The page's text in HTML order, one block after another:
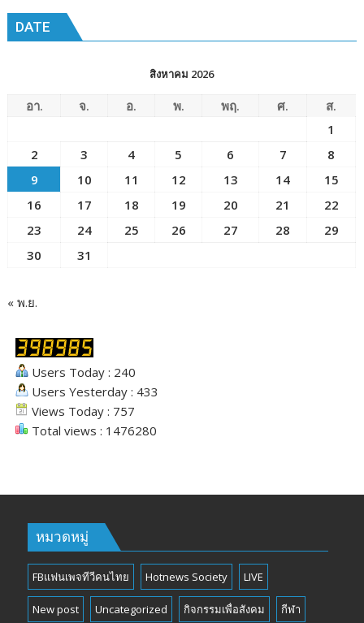
DATE
สิงหาคม 2026
อา. จ. อ. พ. พฤ. ศ.
ส.
1
2
3 4 5 6 7
8
9
10 11 12 13 14
15
16
17 18 19 20 21
22
23
24 25 26 27 28
29
30
31
« พ.ย.
Users Today : 240
Users Yesterday : 433
Views Today : 757
Total views : 1476280
หมวดหมู่
FBแฟนเพจทีวีคนไทย Hotnews Society LIVE
New post Uncategorized กิจกรรมเพื่อสังคม กีฬา